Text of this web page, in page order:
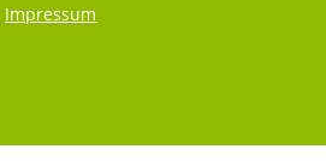
Impressum